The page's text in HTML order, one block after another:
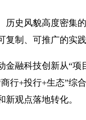
史风貌高度密集
制、可推广的实践
融科技创新从“项
行+投行+生态”综
观点落地转化。